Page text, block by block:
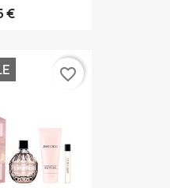
€
favorite_border